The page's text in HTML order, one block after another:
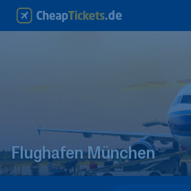
Flughafen München